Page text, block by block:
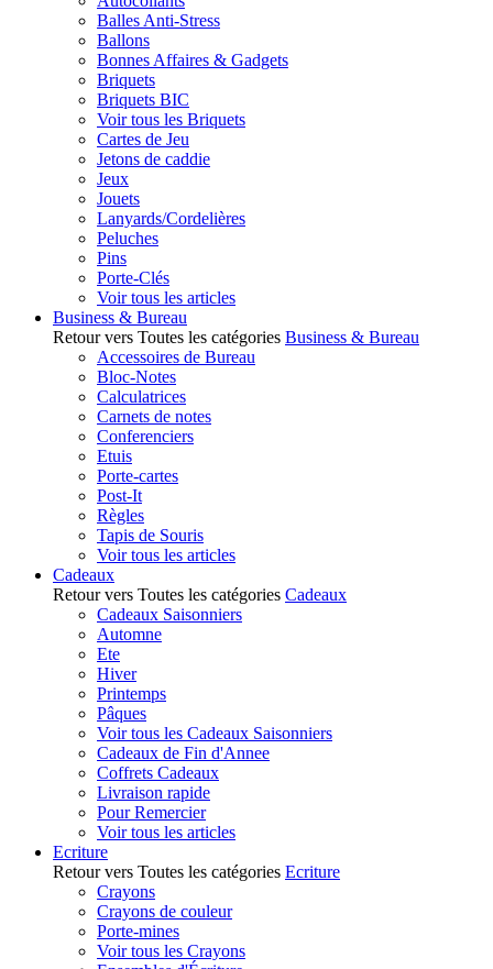
Balles Anti-Stress
Ballons
Bonnes Affaires & Gadgets
Briquets
Briquets BIC
Voir tous les Briquets
Cartes de Jeu
Jetons de caddie
Jeux
Jouets
Lanyards/Cordelières
Peluches
Pins
Porte-Clés
Voir tous les articles
Business & Bureau
Retour vers Toutes les catégories Business & Bureau
Accessoires de Bureau
Bloc-Notes
Calculatrices
Carnets de notes
Conferenciers
Etuis
Porte-cartes
Post-It
Règles
Tapis de Souris
Voir tous les articles
Cadeaux
Retour vers Toutes les catégories Cadeaux
Cadeaux Saisonniers
Automne
Ete
Hiver
Printemps
Pâques
Voir tous les Cadeaux Saisonniers
Cadeaux de Fin d'Annee
Coffrets Cadeaux
Livraison rapide
Pour Remercier
Voir tous les articles
Ecriture
Retour vers Toutes les catégories Ecriture
Crayons
Crayons de couleur
Porte-mines
Voir tous les Crayons